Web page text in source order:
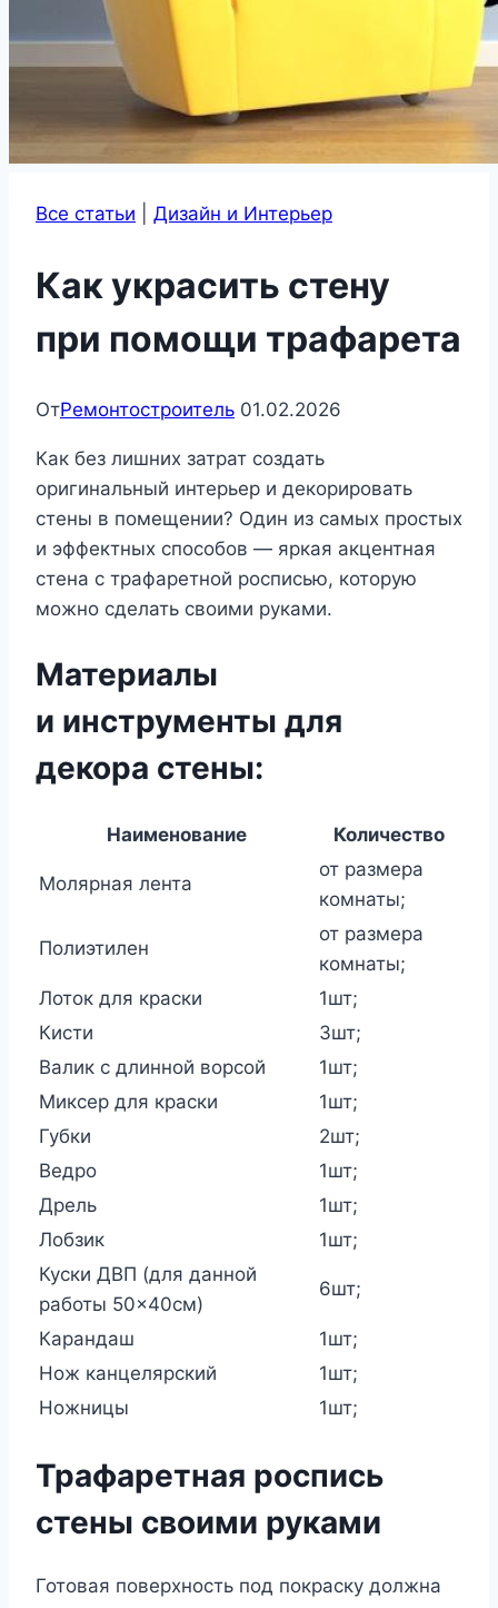
Все статьи Дизайн и Интерьер
Как украсить стену
при помощи трафарета
ОтРемонтостроитель 01.02.2026
Как без лишних затрат создать
оригинальный интерьер и декорировать
стены в помещении? Один из самых простых
и эффектных способов — яркая акцентная
стена с трафаретной росписью, которую
можно сделать своими руками.
Материалы
и инструменты для
декора стены:
Наименование Количество
Молярная лента
от размера
комнаты;
Полиэтилен
от размера
комнаты;
Лоток для краски
1шт;
Кисти
3шт;
Валик с длинной ворсой
1шт;
Миксер для краски
1шт;
Губки
2шт;
Ведро
1шт;
Дрель
1шт;
Лобзик
1шт;
Куски ДВП (для данной
работы 50×40см)
6шт;
Карандаш
1шт;
Нож канцелярский
1шт;
Ножницы
1шт;
Трафаретная роспись
стены своими руками
Готовая поверхность под покраску должна